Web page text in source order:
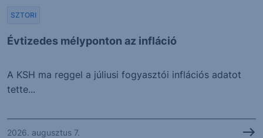
Évtizedes mélyponton az infláció
SZTORI
A KSH ma reggel a júliusi fogyasztói inflációs adatot
tette...
2026. augusztus 7.